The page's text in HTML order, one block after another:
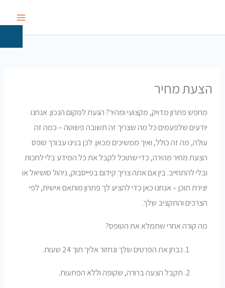
הצעת מחיר
מחפש פתרון מדויק, מקצועי ומהיר? הגעת למקום הנכון. אנחנו
יודעים שלפעמים כל מה שצריך זה תשובה פשוטה – כמה זה
עולה, מה זה כולל, ואיך ממשיכים מכאן. לכן בנינו עבורך טופס
הצעת מחיר מהירה, כדי שתוכל לקבל את כל המידע בלי לחכות
ובלי להתחייב. בין אם אתה צריך קידום בפייסבוק, ניהול סושיאל או
יצירת תוכן – אנחנו כאן כדי להציע לך פתרון מותאם אישית, לפי
הצרכים והתקציב שלך.
מה קורה אחרי שתמלא את הטופס?
נבחן את הפרטים שלך ונחזור אליך תוך 24 שעות.
תקבל הצעה ברורה, שקופה וללא הפתעות.